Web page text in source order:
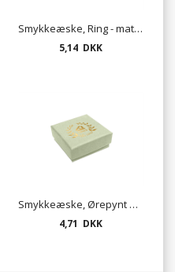
Smykkeæske, Ring - mat kiwi
5,14 DKK
Smykkeæske, Ørepynt eller kæde - mat kiwi
4,71 DKK